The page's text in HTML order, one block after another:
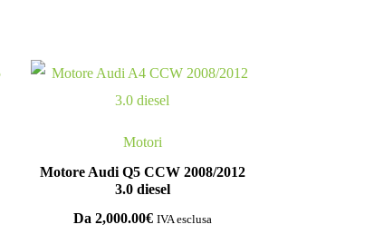
Motori
Motore Audi Q5 CCW 2008/2012
3.0 diesel
Da 2,000.00€ IVA esclusa